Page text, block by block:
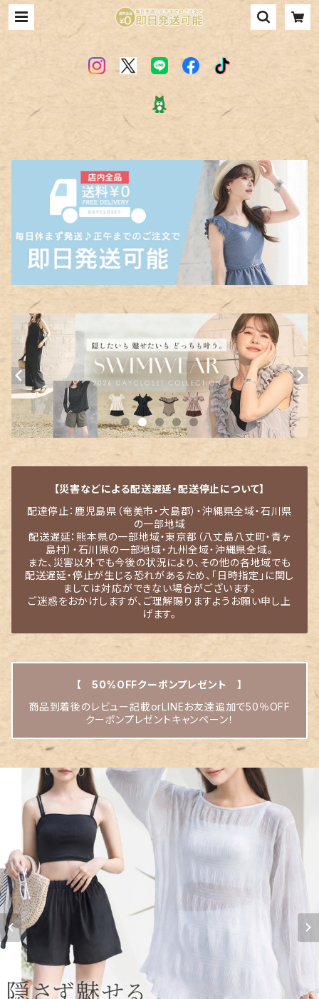
【災害などによる配送遅延・配送停止について】
配達停止：鹿児島県（奄美市・大島郡）・沖縄県全域・石川県
の一部地域
配送遅延：熊本県の一部地域・東京都（八丈島八丈町・青ヶ
島村）・石川県の一部地域・九州全域・沖縄県全域。
また、災害以外でも今後の状況により、その他の各地域でも
配送遅延・停止が生じる恐れがあるため、「日時指定」に関し
ましては対応ができない場合がございます。
ご迷惑をおかけしますが、ご理解賜りますようお願い申し上
げます。
【 50%OFFクーポンプレゼント 】
商品到着後のレビュー記載orLINEお友達追加で50％OFF
クーポンプレゼントキャンペーン！